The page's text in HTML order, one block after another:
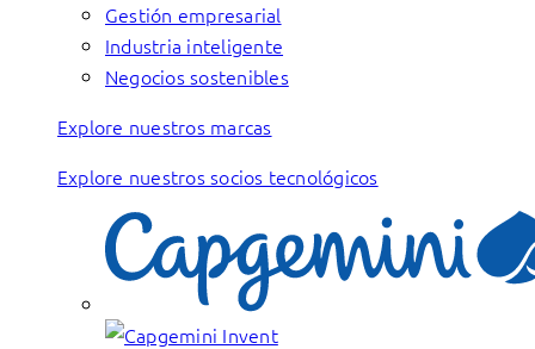
Gestión empresarial
Industria inteligente
Negocios sostenibles
Explore nuestros marcas
Explore nuestros socios tecnológicos